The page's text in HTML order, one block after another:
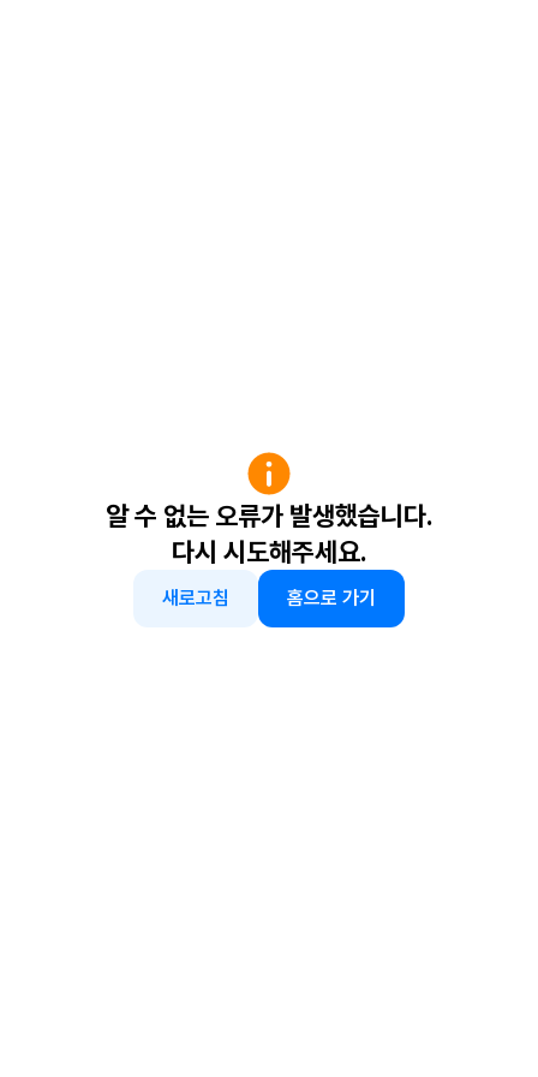
알 수 없는 오류가 발생했습니다.
다시 시도해주세요.
새로고침 홈으로 가기